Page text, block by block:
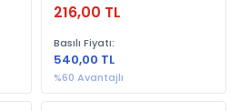
216,00 TL
Basılı Fiyatı:
540,00 TL
%60 Avantajlı